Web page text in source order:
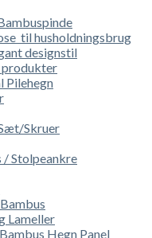
til husholdningsbrug
designstil
Pilehegn
Skruer
/ Stolpeankre
Lameller
Hegn Panel